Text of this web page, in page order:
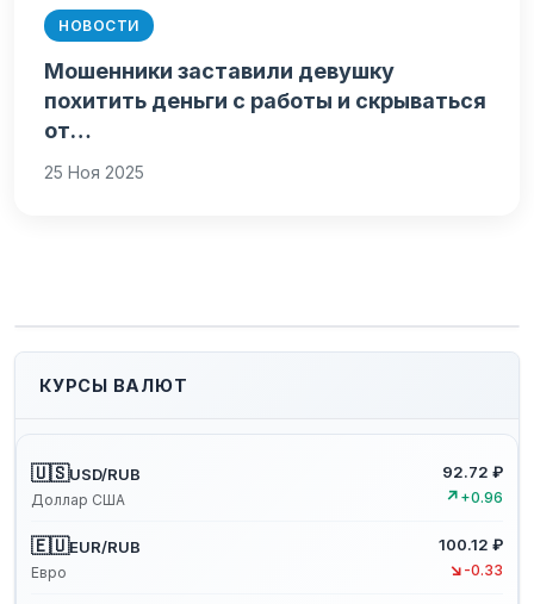
НОВОСТИ
Мошенники заставили девушку
похитить деньги с работы и скрываться
от…
25 Ноя 2025
КУРСЫ ВАЛЮТ
🇺🇸USD/RUB
Доллар США
92.72 ₽
↗ +0.96
🇪🇺EUR/RUB
Евро
100.12 ₽
↘ -0.33